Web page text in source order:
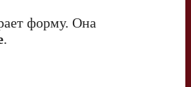
форму. Она
.